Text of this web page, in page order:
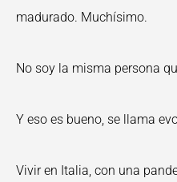
madurado. Muchísimo.
No soy la misma persona
Y eso es bueno, se llama
Vivir en Italia, con una